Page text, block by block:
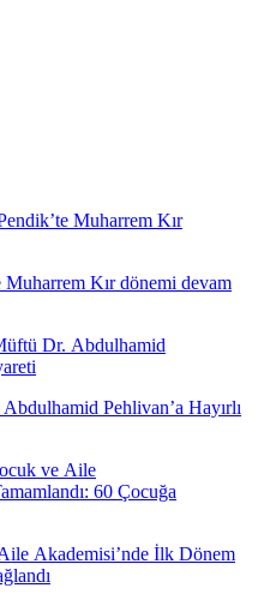
Kır dönemi devam
Pehlivan’a Hayırlı
Akademisi’nde İlk Dönem